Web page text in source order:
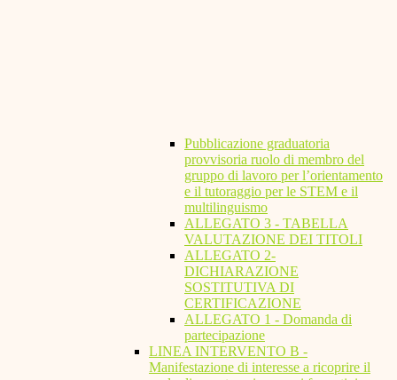
Pubblicazione graduatoria
provvisoria ruolo di membro del
gruppo di lavoro per l’orientamento
e il tutoraggio per le STEM e il
multilinguismo
ALLEGATO 3 - TABELLA
VALUTAZIONE DEI TITOLI
ALLEGATO 2-
DICHIARAZIONE
SOSTITUTIVA DI
CERTIFICAZIONE
ALLEGATO 1 - Domanda di
partecipazione
LINEA INTERVENTO B -
Manifestazione di interesse a ricoprire il